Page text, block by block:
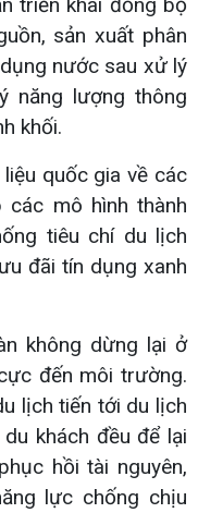
sản xuất phân
nước sau xử lý
năng lượng thông
khối.
quốc gia về các
các mô hình thành
tiêu chí du lịch
đãi tín dụng xanh
không dừng lại ở
đến môi trường.
lịch tiến tới du lịch
khách đều để lại
hồi tài nguyên,
lực chống chịu